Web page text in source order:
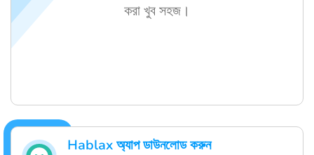
Hablax অ্যাপ ডাউনলোড করুন
করা খুব সহজ।